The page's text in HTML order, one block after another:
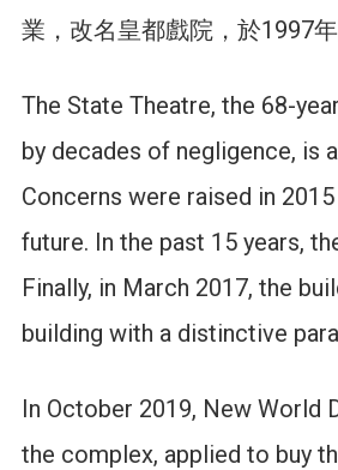
業，改名皇都戲院，於1997年
The State Theatre, the 68-
by decades of negligence, is
Concerns were raised in
future. In the past 15 years,
Finally, in March 2017, the
building with a distinctive
In October 2019, New World
the complex, applied to buy